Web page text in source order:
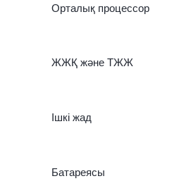
Орталық процессор
ЖЖҚ және ТЖЖ
Ішкі жад
Батареясы